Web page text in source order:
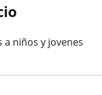
a niños y jovenes